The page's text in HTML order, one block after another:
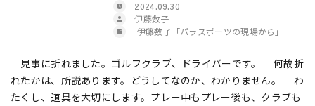
2024.09.30
伊藤数子
伊藤数子「パラスポーツの現場から」
見事に折れました。ゴルフクラブ、ドライバーです。 何故折
れたかは、所説あります。どうしてなのか、わかりません。 わ
たくし、道具を大切にします。プレー中もプレー後も、クラブも